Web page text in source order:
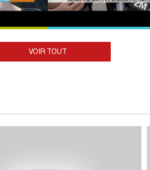
VOIR TOUT